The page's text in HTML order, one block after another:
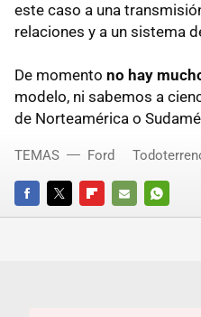
este caso a una
relaciones y a un sistema
De momento no hay
modelo, ni sabemos a
de Norteamérica o
FACEBOOKTWITTERFLIPBOARD
E-
TEMAS Ford